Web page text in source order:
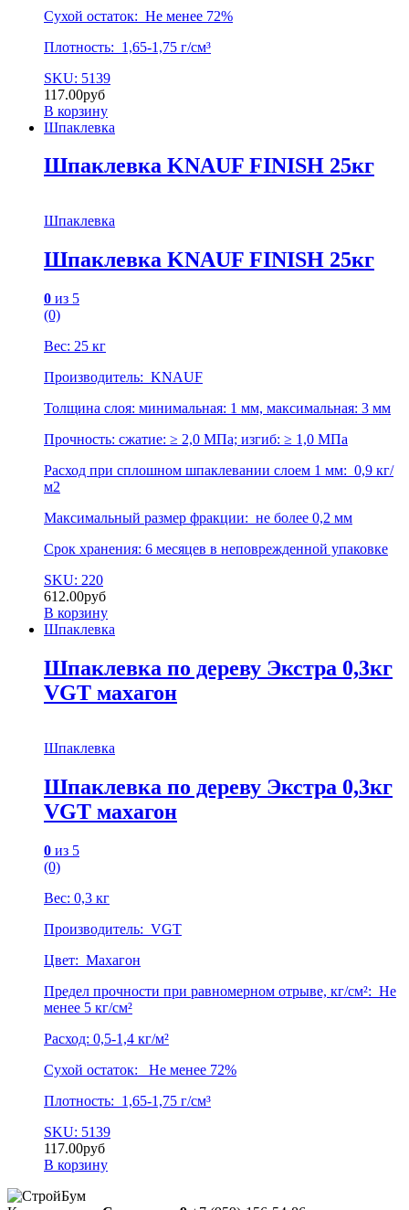
Сухой остаток: Не менее 72%
Плотность: 1,65-1,75 г/см³
SKU: 5139
117.00руб
В корзину
Шпаклевка
Шпаклевка KNAUF FINISH 25кг
Шпаклевка
Шпаклевка KNAUF FINISH 25кг
0 из 5
(0)
Вес: 25 кг
Производитель: KNAUF
Толщина слоя: минимальная: 1 мм, максимальная: 3 мм
Прочность: сжатие: ≥ 2,0 МПа; изгиб: ≥ 1,0 МПа
Расход при сплошном шпаклевании слоем 1 мм: 0,9 кг/
м2
Максимальный размер фракции: не более 0,2 мм
Срок хранения: 6 месяцев в неповрежденной упаковке
SKU: 220
612.00руб
В корзину
Шпаклевка
Шпаклевка по дереву Экстра 0,3кг
VGT махагон
Шпаклевка
Шпаклевка по дереву Экстра 0,3кг
VGT махагон
0 из 5
(0)
Вес: 0,3 кг
Производитель: VGT
Цвет: Махагон
Предел прочности при равномерном отрыве, кг/см²: Не
менее 5 кг/см²
Расход: 0,5-1,4 кг/м²
Сухой остаток: Не менее 72%
Плотность: 1,65-1,75 г/см³
SKU: 5139
117.00руб
В корзину